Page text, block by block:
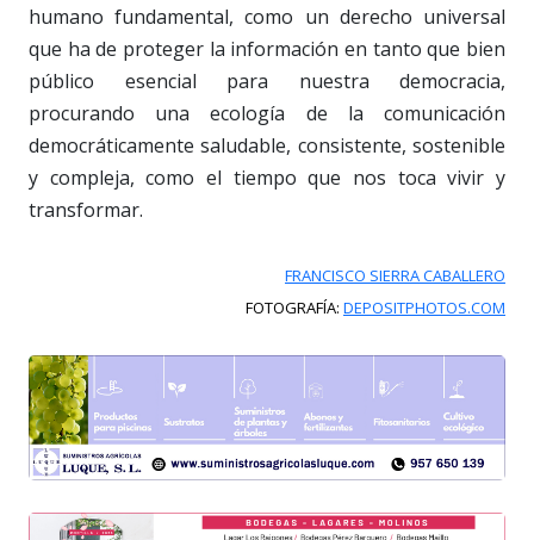
humano fundamental, como un derecho universal
que ha de proteger la información en tanto que bien
público esencial para nuestra democracia,
procurando una ecología de la comunicación
democráticamente saludable, consistente, sostenible
y compleja, como el tiempo que nos toca vivir y
transformar.
FRANCISCO SIERRA CABALLERO
FOTOGRAFÍA: DEPOSITPHOTOS.COM